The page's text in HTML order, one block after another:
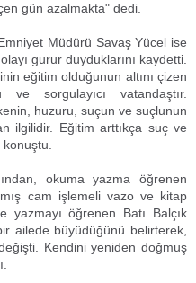
gün azalmakta" dedi.
Müdürü Savaş Yücel ise
gurur duyduklarını kaydetti.
eğitim olduğunun altını çizen
sorgulayıcı vatandaştır.
huzuru, suçun ve suçlunun
ilgilidir. Eğitim arttıkça suç ve
okuma yazma öğrenen
cam işlemeli vazo ve kitap
öğrenen Batı Balçık
ailede büyüdüğünü belirterek,
Kendini yeniden doğmuş